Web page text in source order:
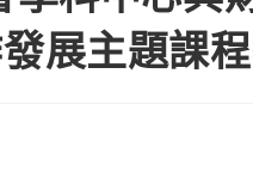
展主題課程